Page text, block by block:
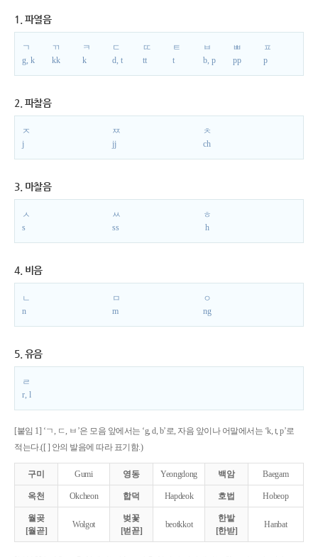
1. 파열음
ㄱ
g, k
ㄲ
kk
ㅋ
k
ㄷ
d, t
ㄸ
tt
ㅌ
t
ㅂ
b, p
ㅃ
pp
ㅍ
p
2. 파찰음
ㅈ
j
ㅉ
jj
ㅊ
ch
3. 마찰음
ㅅ
s
ㅆ
ss
ㅎ
h
4. 비음
ㄴ
n
ㅁ
m
ㅇ
ng
5. 유음
ㄹ
r, l
[붙임 1] ‘ㄱ, ㄷ, ㅂ’은 모음 앞에서는 ‘g, d, b’로, 자음 앞이나 어말에서는 ‘k, t, p’로
적는다.([ ] 안의 발음에 따라 표기함.)
구미 Gumi 영동 Yeongdong 백암 Baegam
옥천 Okcheon 합덕 Hapdeok 호법 Hobeop
월곶
[월곧]
Wolgot
벚꽃
[벋꼳]
beotkkot
한밭
[한받]
Hanbat